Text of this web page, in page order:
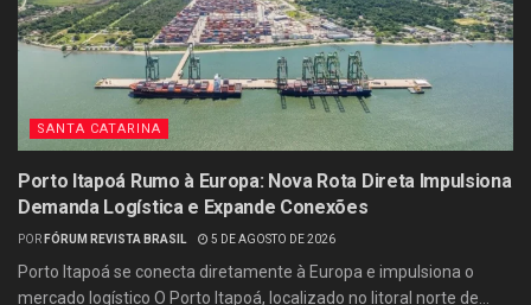
SANTA CATARINA
Porto Itapoá Rumo à Europa: Nova Rota Direta Impulsiona
Demanda Logística e Expande Conexões
POR FÓRUM REVISTA BRASIL 5 DE AGOSTO DE 2026
Porto Itapoá se conecta diretamente à Europa e impulsiona o
mercado logístico O Porto Itapoá, localizado no litoral norte de...